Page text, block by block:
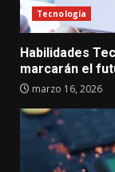
Tecnología
Habilidades
marcarán el
marzo 16, 2026